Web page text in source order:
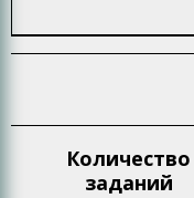
Количество
заданий